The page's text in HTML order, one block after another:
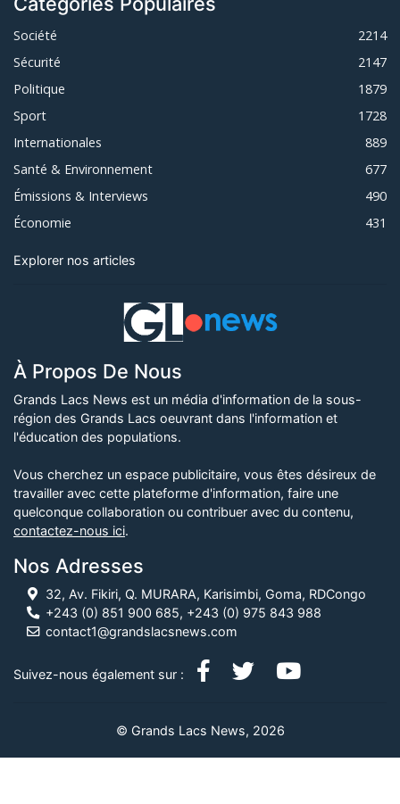
Société
2214
Sécurité
2147
Politique
1879
Sport
1728
Internationales
889
Santé & Environnement
677
Émissions & Interviews
490
Économie
431
Explorer nos articles
À Propos De Nous
Grands Lacs News est un média d'information de la sous-
région des Grands Lacs oeuvrant dans l'information et
l'éducation des populations.
Vous cherchez un espace publicitaire, vous êtes désireux de
travailler avec cette plateforme d'information, faire une
quelconque collaboration ou contribuer avec du contenu,
contactez-nous ici.
Nos Adresses
32, Av. Fikiri, Q. MURARA, Karisimbi, Goma, RDCongo
+243 (0) 851 900 685, +243 (0) 975 843 988
contact1@grandslacsnews.com
Suivez-nous également sur :
© Grands Lacs News, 2026